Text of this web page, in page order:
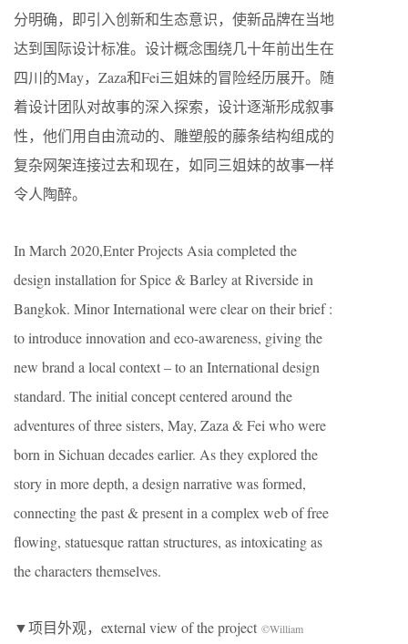
分明确，即引入创新和生态意识，使新品牌在当地
达到国际设计标准。设计概念围绕几十年前出生在
四川的May，Zaza和Fei三姐妹的冒险经历展开。随
着设计团队对故事的深入探索，设计逐渐形成叙事
性，他们用自由流动的、雕塑般的藤条结构组成的
复杂网架连接过去和现在，如同三姐妹的故事一样
令人陶醉。
In March 2020,Enter Projects Asia completed the
design installation for Spice & Barley at Riverside in
Bangkok. Minor International were clear on their brief :
to introduce innovation and eco-awareness, giving the
new brand a local context – to an International design
standard. The initial concept centered around the
adventures of three sisters, May, Zaza & Fei who were
born in Sichuan decades earlier. As they explored the
story in more depth, a design narrative was formed,
connecting the past & present in a complex web of free
flowing, statuesque rattan structures, as intoxicating as
the characters themselves.
▼项目外观，external view of the project ©William